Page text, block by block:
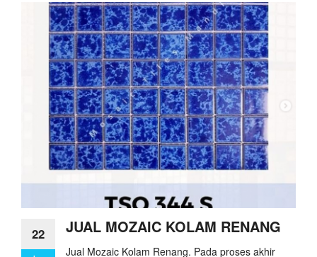
22 JUAL MOZAIC KOLAM RENANG
Jual Mozaic Kolam Renang. Pada proses akhir